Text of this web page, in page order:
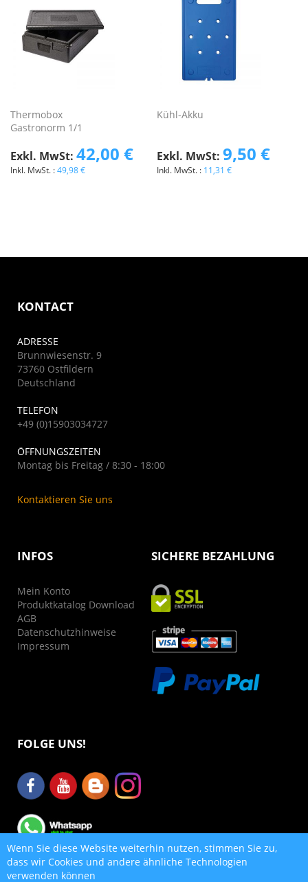
Thermobox
Gastronorm 1/1
49,98 €
42,00 €
Kühl-Akku
11,31 €
9,50 €
KONTACT
ADRESSE
Brunnwiesenstr. 9
73760 Ostfildern
Deutschland
TELEFON
+49 (0)15903034727
ÖFFNUNGSZEITEN
Montag bis Freitag / 8:30 - 18:00
Kontaktieren Sie uns
INFOS
Mein Konto
Produktkatalog Download
AGB
Datenschutzhinweise
Impressum
SICHERE BEZAHLUNG
FOLGE UNS!
Wenn Sie diese Website weiterhin nutzen, stimmen Sie zu,
dass wir Cookies und andere ähnliche Technologien
verwenden können